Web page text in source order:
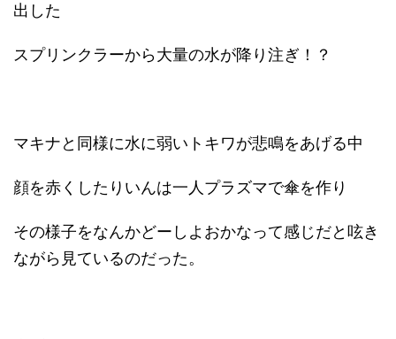
出した
スプリンクラーから大量の水が降り注ぎ！？
マキナと同様に水に弱いトキワが悲鳴をあげる中
顔を赤くしたりいんは一人プラズマで傘を作り
その様子をなんかどーしよおかなって感じだと呟き
ながら見ているのだった。